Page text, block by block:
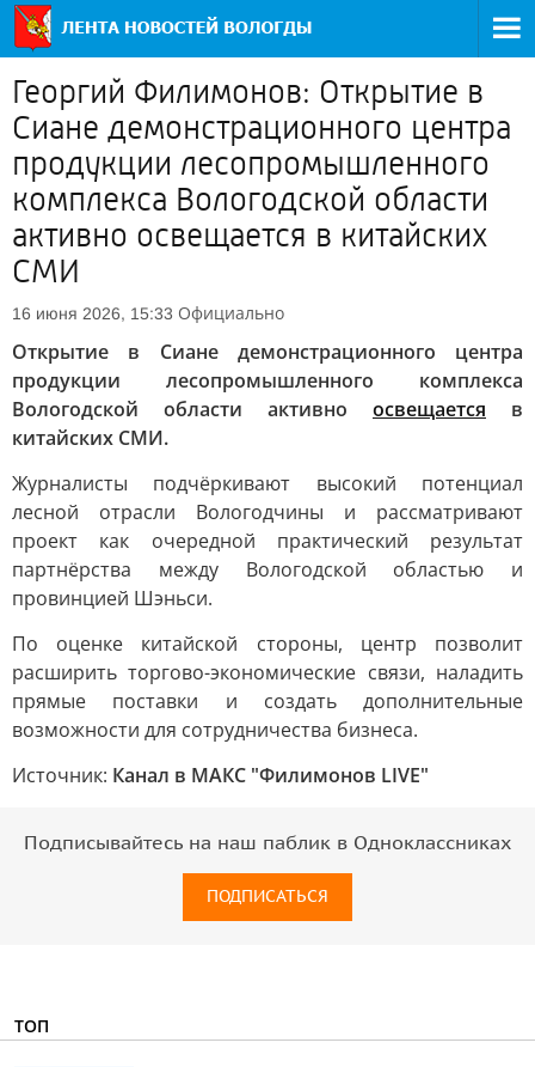
Георгий Филимонов: Открытие в
Сиане демонстрационного центра
продукции лесопромышленного
комплекса Вологодской области
активно освещается в китайских
СМИ
16 июня 2026, 15:33 Официально
Открытие в Сиане демонстрационного центра
продукции лесопромышленного комплекса
Вологодской области активно освещается в
китайских СМИ.
Журналисты подчёркивают высокий потенциал
лесной отрасли Вологодчины и рассматривают
проект как очередной практический результат
партнёрства между Вологодской областью и
провинцией Шэньси.
По оценке китайской стороны, центр позволит
расширить торгово-экономические связи, наладить
прямые поставки и создать дополнительные
возможности для сотрудничества бизнеса.
Источник: Канал в МАКС "Филимонов LIVE"
Подписывайтесь на наш паблик в Одноклассниках
ПОДПИСАТЬСЯ
ТОП